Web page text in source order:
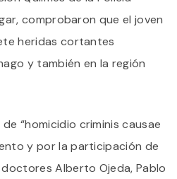
comprobaron que el joven
heridas cortantes
y también en la región
“homicidio criminis causae
y por la participación de
Alberto Ojeda, Pablo